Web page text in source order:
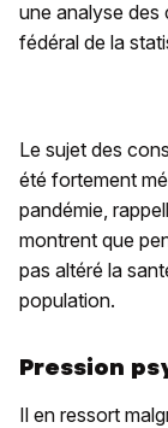
une analyse des
fédéral de la
Le sujet des
été fortement
pandémie,
montrent que
pas altéré la
population.
Pression
Il en ressort